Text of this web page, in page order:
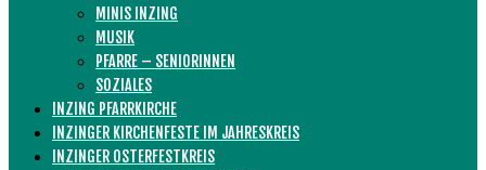
MINIS INZING
MUSIK
PFARRE – SENIORINNEN
SOZIALES
INZING PFARRKIRCHE
INZINGER KIRCHENFESTE IM JAHRESKREIS
INZINGER OSTERFESTKREIS